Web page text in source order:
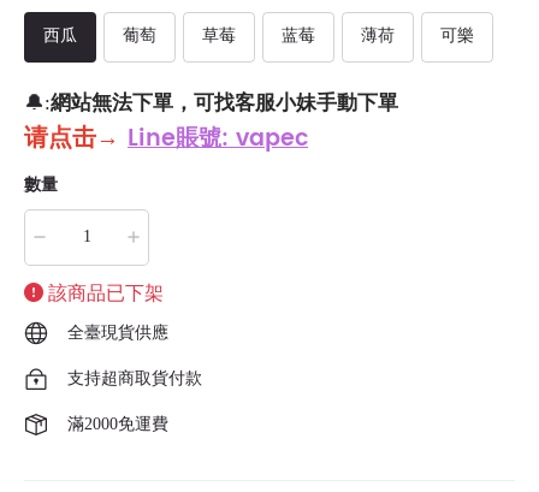
西瓜 葡萄 草莓 蓝莓 薄荷 可樂
🔔:網站無法下單，可找客服小妹手動下單
请点击→ Line賬號: vapec
數量
該商品已下架
全臺現貨供應
支持超商取貨付款
滿2000免運費